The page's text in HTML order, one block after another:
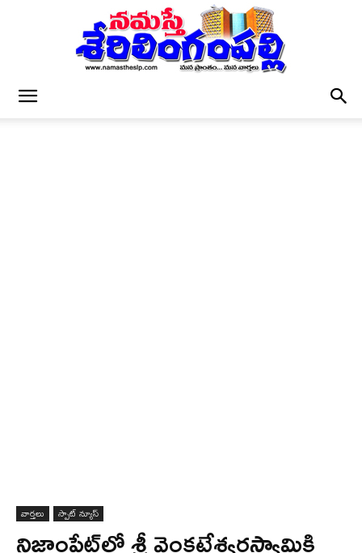
వార్త‌లు స్పాట్ న్యూస్
నిజాంపేట్‌లో శ్రీ వెంకటేశ్వరస్వామికి